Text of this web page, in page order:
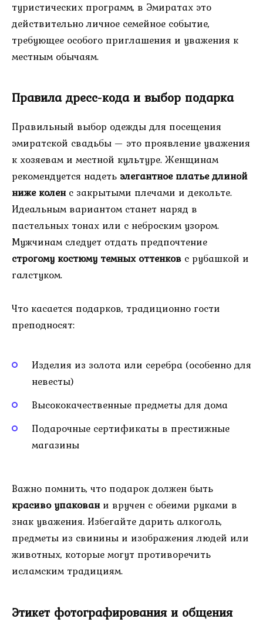
туристических программ, в Эмиратах это
действительно личное семейное событие,
требующее особого приглашения и уважения к
местным обычаям.
Правила дресс-кода и выбор подарка
Правильный выбор одежды для посещения
эмиратской свадьбы — это проявление уважения
к хозяевам и местной культуре. Женщинам
рекомендуется надеть элегантное платье длиной
ниже коленс закрытыми плечами и декольте.
Идеальным вариантом станет наряд в
пастельных тонах или с неброским узором.
Мужчинам следует отдать предпочтение
строгому костюму темных оттенков с рубашкой и
галстуком.
Что касается подарков, традиционно гости
преподносят:
Изделия из золота или серебра (особенно для
невесты)
Высококачественные предметы для дома
Подарочные сертификаты в престижные
магазины
Важно помнить, что подарок должен быть
красиво упаковани вручен с обеими руками в
знак уважения. Избегайте дарить алкоголь,
предметы из свинины и изображения людей или
животных, которые могут противоречить
исламским традициям.
Этикет фотографирования и общения